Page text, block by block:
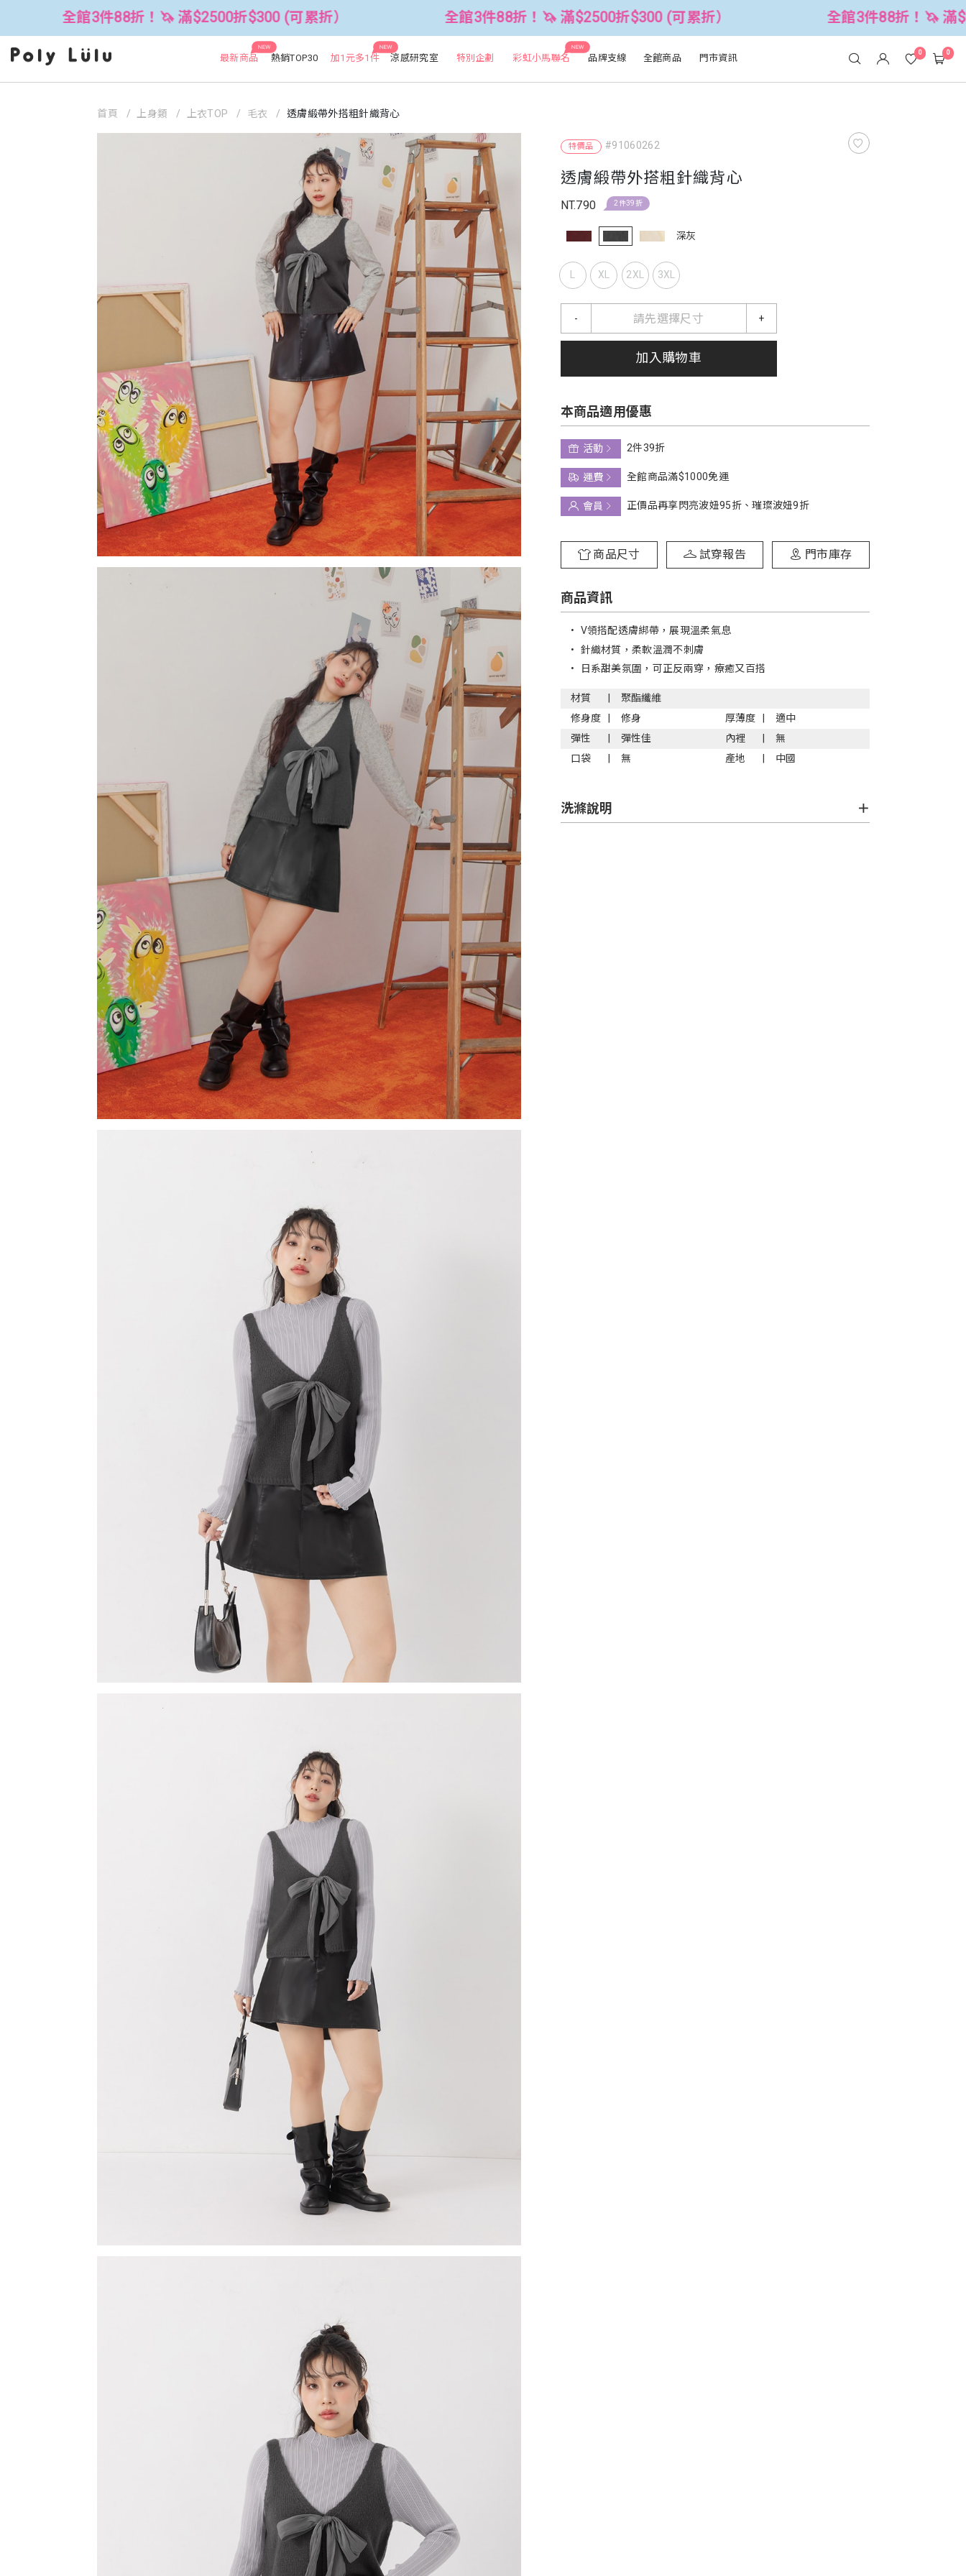
3件88折！🦄 滿$2500折$300 (可累折） 全館3件88折！🦄 滿$2500折$300 (可累折） 全館3件88折！🦄 滿$2500折
NEW
最新商品 熱銷TOP30
NEW
加1元多1件 涼感研究室 特別企劃
NEW
彩虹小馬聯名 品牌支線 全館商品 門市資訊 0 0
特價品 #91060262
透膚緞帶外搭粗針織背心
NT.790 2件39折
深灰
L XL 2XL 3XL
請先選擇尺寸
- +
加入購物車
本商品適用優惠
活動
2件39折
運費
全館商品滿$1000免運
會員
正價品再享閃亮波妞95折、璀璨波妞9折
商品尺寸 試穿報告 門市庫存
商品資訊
• V領搭配透膚綁帶，展現溫柔氣息
• 針織材質，柔軟溫潤不刺膚
• 日系甜美氛圍，可正反兩穿，療癒又百搭
材質
聚酯纖維
修身度
修身 厚薄度
適中
彈性
彈性佳 內裡
無
口袋
無 產地 中國
洗滌說明
首頁 上身類 上衣TOP 毛衣 透膚緞帶外搭粗針織背心